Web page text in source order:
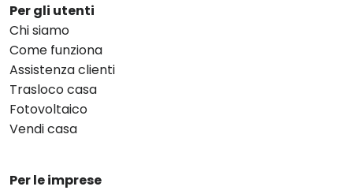
Per gli utenti
Chi siamo
Come funziona
Assistenza clienti
Trasloco casa
Fotovoltaico
Vendi casa
Per le imprese